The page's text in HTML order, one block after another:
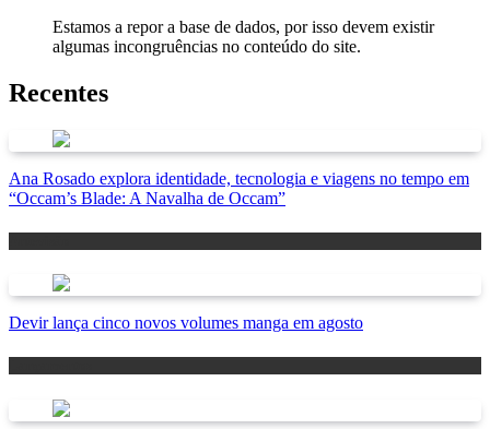
Estamos a repor a base de dados, por isso devem existir
algumas incongruências no conteúdo do site.
Recentes
Ana Rosado explora identidade, tecnologia e viagens no tempo em
“Occam’s Blade: A Navalha de Occam”
Devir lança cinco novos volumes manga em agosto